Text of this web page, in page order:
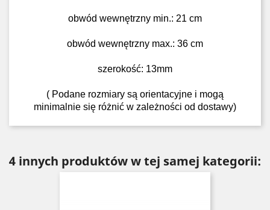
obwód wewnętrzny min.: 21 cm
obwód wewnętrzny max.: 36 cm
szerokość: 13mm
( Podane rozmiary są orientacyjne i mogą
minimalnie się różnić w zależności od dostawy)
4 innych produktów w tej samej kategorii: